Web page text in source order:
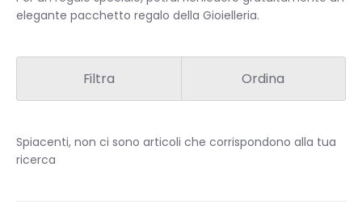
elegante pacchetto regalo della Gioielleria.
Filtra Ordina
Spiacenti, non ci sono articoli che corrispondono alla tua
ricerca